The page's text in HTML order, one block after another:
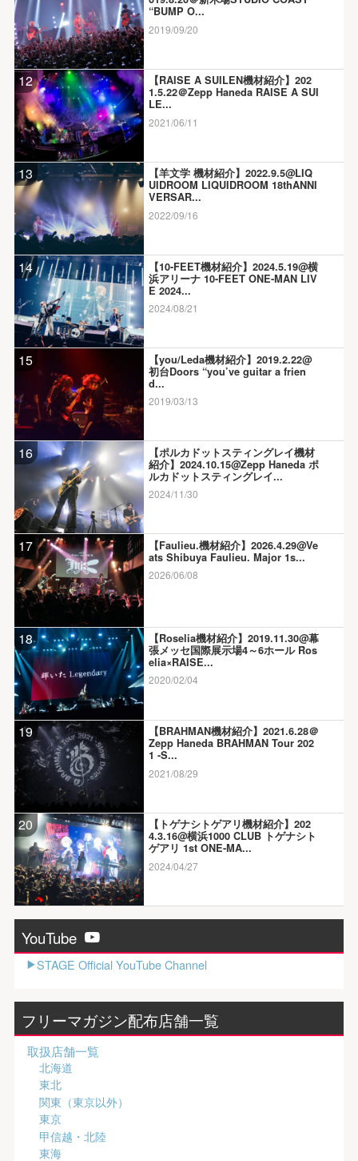
“BUMP O...
2019/09/20
12
【RAISE A SUILEN機材紹介】202
1.5.22＠Zepp Haneda RAISE A SUI
LE...
2021/06/11
13
【羊文学 機材紹介】2022.9.5@LIQ
UIDROOM LIQUIDROOM 18thANNI
VERSAR...
2022/09/16
14
【10-FEET機材紹介】2024.5.19@横
浜アリーナ 10-FEET ONE-MAN LIV
E 2024...
2024/08/21
15
【you/Leda機材紹介】2019.2.22@
初台Doors “you’ve guitar a frien
d...
2019/03/13
16
【ポルカドットスティングレイ機材
紹介】2024.10.15@Zepp Haneda ポ
ルカドットスティングレイ...
2024/11/30
17
【Faulieu.機材紹介】2026.4.29@Ve
ats Shibuya Faulieu. Major 1s...
2026/06/08
18
【Roselia機材紹介】2019.11.30@幕
張メッセ国際展示場4～6ホール Ros
elia×RAISE...
2020/02/04
19
【BRAHMAN機材紹介】2021.6.28＠
Zepp Haneda BRAHMAN Tour 202
1 -S...
2021/08/29
20
【トゲナシトゲアリ機材紹介】202
4.3.16@横浜1000 CLUB トゲナシト
ゲアリ 1st ONE-MA...
2024/04/27
YouTube
STAGE Official YouTube Channel
フリーマガジン配布店舗一覧
取扱店舗一覧
北海道
東北
関東（東京以外）
東京
甲信越・北陸
東海